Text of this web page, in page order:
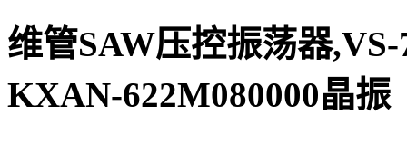
维管SAW压控振荡器
KXAN-622M080000晶振